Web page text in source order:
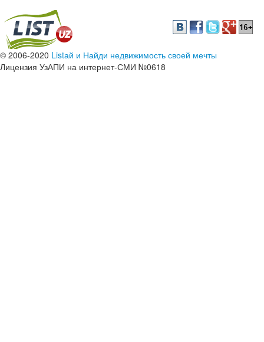
© 2006-2020 Listай и Найди недвижимость своей мечты
Лицензия УзАПИ на интернет-СМИ №0618